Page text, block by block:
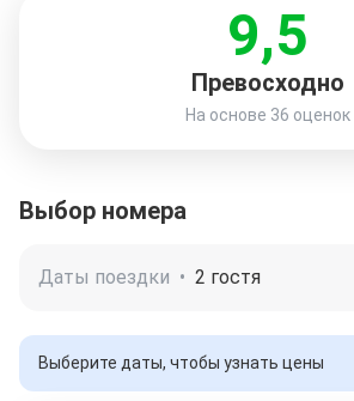
9,5
Превосходно
На основе 36 оценок
Выбор номера
Даты поездки • 2 гостя
Выберите даты, чтобы узнать цены